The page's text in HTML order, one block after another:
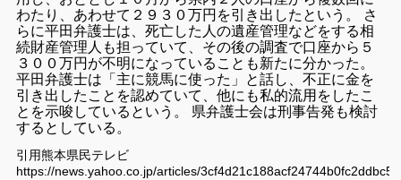
わたり、あわせて２９３０万円を引き出したという。 さ
らに平田弁護士は、死亡した人の遺産管理などをする相
続財産管理人も担っていて、その後の調査で口座から５
３００万円が不明になっていることも新たに分かった。
平田弁護士は「主に競馬に使った」と話し、不正に金を
引き出したことを認めていて、他にも私的流用をしたこ
とを示唆しているという。 県弁護士会は刑事告発も検討
するとしている。
引用熊本県民テレビ
https://news.yahoo.co.jp/articles/